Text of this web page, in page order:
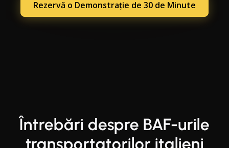
Rezervă o Demonstrație de 30 de Minute
Întrebări despre BAF-urile
transportatorilor italieni